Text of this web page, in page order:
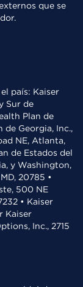
que se
país: Kaiser
Sur de
Plan de
de Georgia, Inc.,
NE, Atlanta,
de Estados del
y Washington,
20785 •
500 NE
• Kaiser
Kaiser
Inc., 2715